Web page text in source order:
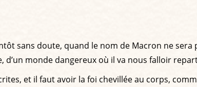
sans doute, quand le nom de Macron ne
d’un monde dangereux où il va nous falloir
et il faut avoir la foi chevillée au corps,